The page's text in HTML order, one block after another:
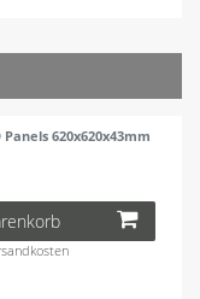
620x620x43mm